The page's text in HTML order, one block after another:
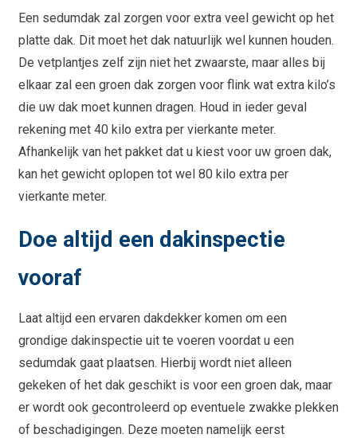
Een sedumdak zal zorgen voor extra veel gewicht op het
platte dak. Dit moet het dak natuurlijk wel kunnen houden.
De vetplantjes zelf zijn niet het zwaarste, maar alles bij
elkaar zal een groen dak zorgen voor flink wat extra kilo’s
die uw dak moet kunnen dragen. Houd in ieder geval
rekening met 40 kilo extra per vierkante meter.
Afhankelijk van het pakket dat u kiest voor uw groen dak,
kan het gewicht oplopen tot wel 80 kilo extra per
vierkante meter.
Doe altijd een dakinspectie
vooraf
Laat altijd een ervaren dakdekker komen om een
grondige dakinspectie uit te voeren voordat u een
sedumdak gaat plaatsen. Hierbij wordt niet alleen
gekeken of het dak geschikt is voor een groen dak, maar
er wordt ook gecontroleerd op eventuele zwakke plekken
of beschadigingen. Deze moeten namelijk eerst